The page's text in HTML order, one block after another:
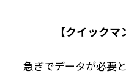
【クイック
急ぎでデータが必要